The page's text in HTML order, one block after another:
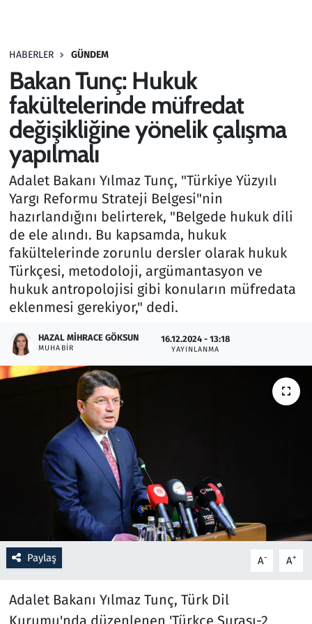
HABERLER GÜNDEM
Bakan Tunç: Hukuk
fakültelerinde müfredat
değişikliğine yönelik çalışma
yapılmalı
Adalet Bakanı Yılmaz Tunç, "Türkiye Yüzyılı
Yargı Reformu Strateji Belgesi"nin
hazırlandığını belirterek, "Belgede hukuk dili
de ele alındı. Bu kapsamda, hukuk
fakültelerinde zorunlu dersler olarak hukuk
Türkçesi, metodoloji, argümantasyon ve
hukuk antropolojisi gibi konuların müfredata
eklenmesi gerekiyor," dedi.
HAZAL MIHRACE GÖKSUN
MUHABIR
16.12.2024 - 13:18
YAYINLANMA
Paylaş A- A+
Adalet Bakanı Yılmaz Tunç, Türk Dil
Kurumu'nda düzenlenen 'Türkçe Şurası-2
Haber
Kültür Sanat
Kurumsal Haberler
Lezzet Durağı
Memur ve Kamu
Otomobil
Oyun
Ramazan
Resmi İlanlar
Rüya Tabirleri
Savunma Sanayi
Seçim 2023
Teknoloji ve Bilim
Televizyon